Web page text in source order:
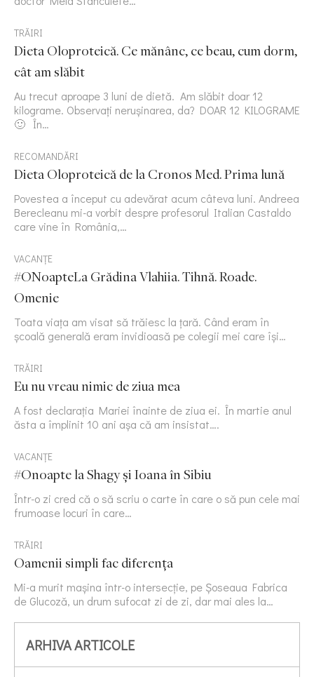
TRĂIRI
Dieta Oloproteică. Ce mănânc, ce beau, cum dorm,
cât am slăbit
Au trecut aproape 3 luni de dietă. Am slăbit doar 12
kilograme. Observați nerușinarea, da? DOAR 12 KILOGRAME
🙂 În…
RECOMANDĂRI
Dieta Oloproteică de la Cronos Med. Prima lună
Povestea a început cu adevărat acum câteva luni. Andreea
Berecleanu mi-a vorbit despre profesorul Italian Castaldo
care vine în România,…
VACANȚE
#ONoapteLa Grădina Vlahiia. Tihnă. Roade.
Omenie
Toata viața am visat să trăiesc la țară. Când eram în
școală generală eram invidioasă pe colegii mei care își…
TRĂIRI
Eu nu vreau nimic de ziua mea
A fost declarația Mariei înainte de ziua ei. În martie anul
ăsta a împlinit 10 ani așa că am insistat….
VACANȚE
#Onoapte la Shagy și Ioana în Sibiu
Într-o zi cred că o să scriu o carte în care o să pun cele mai
frumoase locuri în care…
TRĂIRI
Oamenii simpli fac diferența
Mi-a murit mașina într-o intersecție, pe Șoseaua Fabrica
de Glucoză, un drum sufocat zi de zi, dar mai ales la…
ARHIVA ARTICOLE